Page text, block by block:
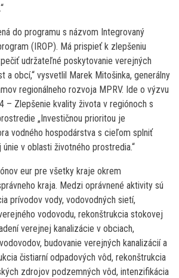
do programu s názvom Integrovaný
(IROP). Má prispieť k zlepšeniu
udržateľné poskytovanie verejných
a obcí,“ vysvetlil Marek Mitošinka, generálny
regionálneho rozvoja MPRV. Ide o výzvu
– Zlepšenie kvality života v regiónoch s
„Investičnou prioritou je
vodného hospodárstva s cieľom splniť
v oblasti životného prostredia.“
eur pre všetky kraje okrem
kraja. Medzi oprávnené aktivity sú
prívodov vody, vodovodných sietí,
vodovodu, rekonštrukcia stokovej
verejnej kanalizácie v obciach,
budovanie verejných kanalizácií a
čistiarní odpadových vôd, rekonštrukcia
zdrojov podzemných vôd, intenzifikácia